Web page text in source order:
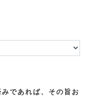
であれば、その旨お